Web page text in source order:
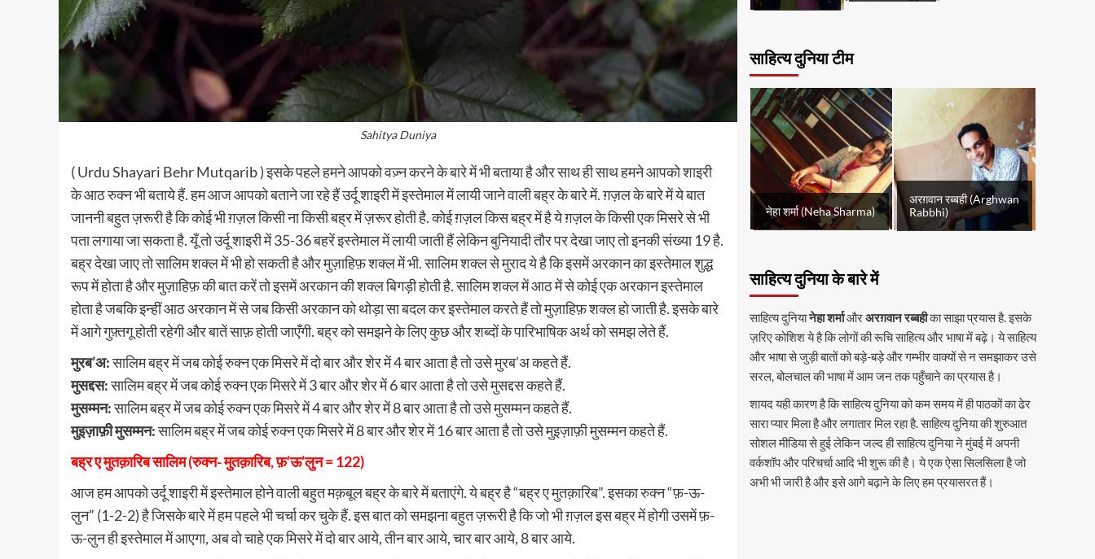
Sahitya Duniya
( Urdu Shayari Behr Mutqarib ) इसके पहले हमने आपको वज़्न करने के बारे में भी बताया है और साथ ही साथ हमने आपको शाइरी
के आठ रुक्न भी बताये हैं. हम आज आपको बताने जा रहे हैं उर्दू शाइरी में इस्तेमाल में लायी जाने वाली बह्र के बारे में. ग़ज़ल के बारे में ये बात
जाननी बहुत ज़रूरी है कि कोई भी ग़ज़ल किसी ना किसी बह्र में ज़रूर होती है. कोई ग़ज़ल किस बह्र में है ये ग़ज़ल के किसी एक मिसरे से भी
पता लगाया जा सकता है. यूँ तो उर्दू शाइरी में 35-36 बहरें इस्तेमाल में लायी जाती हैं लेकिन बुनियादी तौर पर देखा जाए तो इनकी संख्या 19 है.
बह्र देखा जाए तो सालिम शक्ल में भी हो सकती है और मुज़ाहिफ़ शक्ल में भी. सालिम शक्ल से मुराद ये है कि इसमें अरकान का इस्तेमाल शुद्ध
रूप में होता है और मुज़ाहिफ़ की बात करें तो इसमें अरकान की शक्ल बिगड़ी होती है. सालिम शक्ल में आठ में से कोई एक अरकान इस्तेमाल
होता है जबकि इन्हीं आठ अरकान में से जब किसी अरकान को थोड़ा सा बदल कर इस्तेमाल करते हैं तो मुज़ाहिफ़ शक्ल हो जाती है. इसके बारे
में आगे गुफ़्तगू होती रहेगी और बातें साफ़ होती जाएँगी. बह्र को समझने के लिए कुछ और शब्दों के पारिभाषिक अर्थ को समझ लेते हैं.
मुरब’अ:सालिम बह्र में जब कोई रुक्न एक मिसरे में दो बार और शेर में 4 बार आता है तो उसे मुरब’अ कहते हैं.
मुसद्दस:सालिम बह्र में जब कोई रुक्न एक मिसरे में 3 बार और शेर में 6 बार आता है तो उसे मुसद्दस कहते हैं.
मुसम्मन:सालिम बह्र में जब कोई रुक्न एक मिसरे में 4 बार और शेर में 8 बार आता है तो उसे मुसम्मन कहते हैं.
मुइज़ाफ़ी मुसम्मन:सालिम बह्र में जब कोई रुक्न एक मिसरे में 8 बार और शेर में 16 बार आता है तो उसे मुइज़ाफ़ी मुसम्मन कहते हैं.
बह्र ए मुतक़ारिब सालिम (रुक्न- मुतक़ारिब, फ़’ऊ’लुन = 122)
आज हम आपको उर्दू शाइरी में इस्तेमाल होने वाली बहुत मक़बूल बह्र के बारे में बताएंगे. ये बह्र है “बह्र ए मुतक़ारिब”. इसका रुक्न “फ़-ऊ-
लुन” (1-2-2) है जिसके बारे में हम पहले भी चर्चा कर चुके हैं. इस बात को समझना बहुत ज़रूरी है कि जो भी ग़ज़ल इस बह्र में होगी उसमें फ़-
ऊ-लुन ही इस्तेमाल में आएगा, अब वो चाहे एक मिसरे में दो बार आये, तीन बार आये, चार बार आये, 8 बार आये.
साहित्य दुनिया टीम
नेहा शर्मा (Neha Sharma)
अरग़वान रब्बही (Arghwan
Rabbhi)
साहित्य दुनिया के बारे में
साहित्य दुनियानेहा शर्माऔरअरग़वान रब्बहीका साझा प्रयास है. इसके
ज़रिए कोशिश ये है कि लोगों की रूचि साहित्य और भाषा में बढ़े। ये साहित्य
और भाषा से जुड़ी बातों को बड़े-बड़े और गम्भीर वाक्यों से न समझाकर उसे
सरल, बोलचाल की भाषा में आम जन तक पहुँचाने का प्रयास है।
शायद यही कारण है कि साहित्य दुनिया को कम समय में ही पाठकों का ढेर
सारा प्यार मिला है और लगातार मिल रहा है. साहित्य दुनिया की शुरुआत
सोशल मीडिया से हुई लेकिन जल्द ही साहित्य दुनिया ने मुंबई में अपनी
वर्कशॉप और परिचर्चा आदि भी शुरू की है। ये एक ऐसा सिलसिला है जो
अभी भी जारी है और इसे आगे बढ़ाने के लिए हम प्रयासरत हैं।